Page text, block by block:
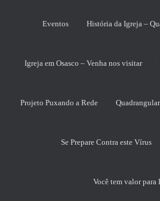
Eventos História da Igreja –
Igreja em Osasco – Venha nos visitar
Projeto Puxando a Rede
Se Prepare Contra este Vírus
Você tem valor para